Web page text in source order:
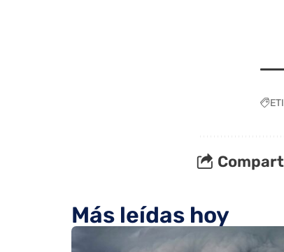
Más leídas hoy